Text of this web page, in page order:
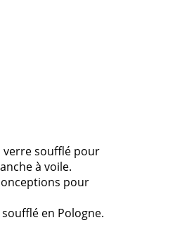
verre soufflé pour
à voile.
pour
en Pologne.